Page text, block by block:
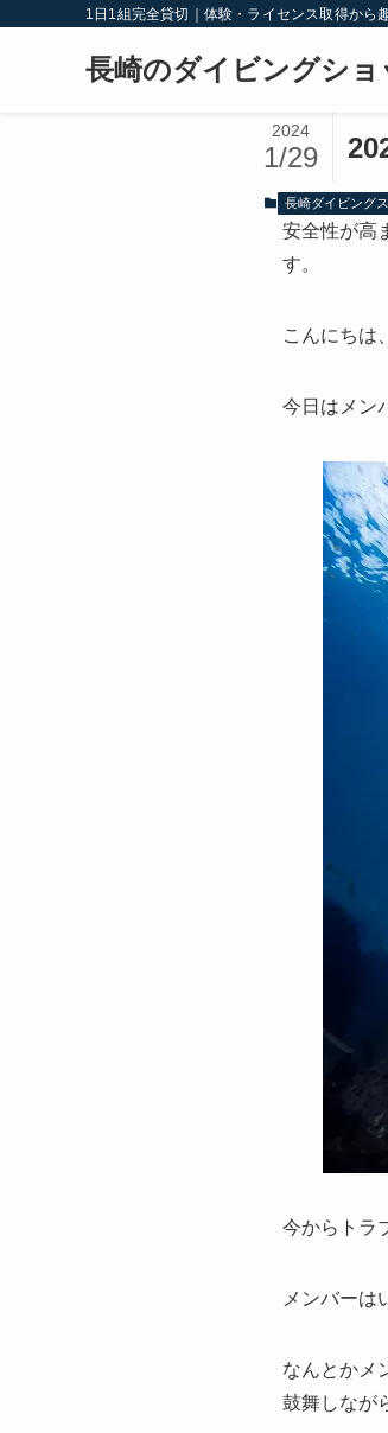
1日1組完全貸切｜体験・ライセンス取得から
長崎のダイビングショ
2024
1/29
長崎ダイビング
安全性が高
す。
こんにちは、
今日はメン
今からトラ
メンバーは
なんとかメ
鼓舞しなが